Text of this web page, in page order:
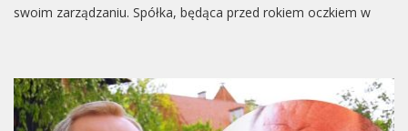
swoim zarządzaniu. Spółka, będąca przed rokiem oczkiem w